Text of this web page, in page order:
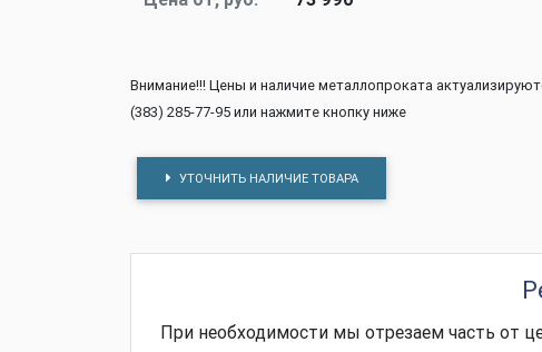
Внимание!!! Цены и наличие металлопроката
(383) 285-77-95 или нажмите кнопку ниже
УТОЧНИТЬ НАЛИЧИЕ ТОВАРА
При необходимости мы отрезаем часть от